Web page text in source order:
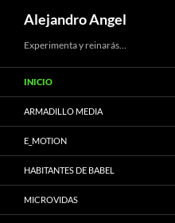
to
content
Alejandro Angel
Experimenta y reinarás…
INICIO
ARMADILLO MEDIA
E_MOTION
HABITANTES DE BABEL
MICROVIDAS